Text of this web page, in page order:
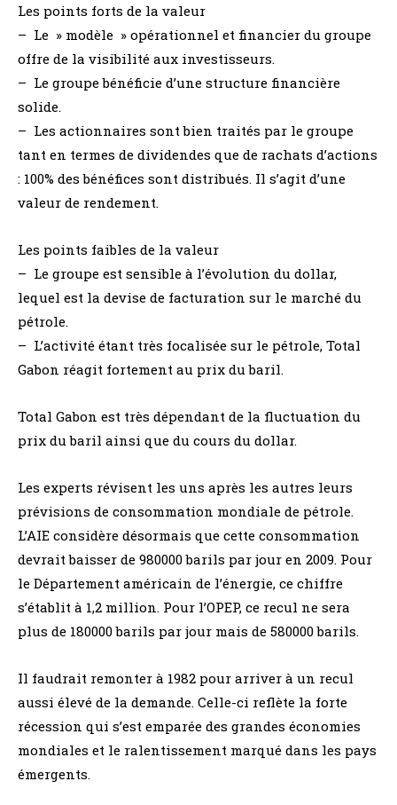
Les points forts de la valeur
– Le » modèle » opérationnel et financier du groupe
offre de la visibilité aux investisseurs.
– Le groupe bénéficie d’une structure financière
solide.
– Les actionnaires sont bien traités par le groupe
tant en termes de dividendes que de rachats d’actions
: 100% des bénéfices sont distribués. Il s’agit d’une
valeur de rendement.
Les points faibles de la valeur
– Le groupe est sensible à l’évolution du dollar,
lequel est la devise de facturation sur le marché du
pétrole.
– L’activité étant très focalisée sur le pétrole, Total
Gabon réagit fortement au prix du baril.
Total Gabon est très dépendant de la fluctuation du
prix du baril ainsi que du cours du dollar.
Les experts révisent les uns après les autres leurs
prévisions de consommation mondiale de pétrole.
L’AIE considère désormais que cette consommation
devrait baisser de 980000 barils par jour en 2009. Pour
le Département américain de l’énergie, ce chiffre
s’établit à 1,2 million. Pour l’OPEP, ce recul ne sera
plus de 180000 barils par jour mais de 580000 barils.
Il faudrait remonter à 1982 pour arriver à un recul
aussi élevé de la demande. Celle-ci reflète la forte
récession qui s’est emparée des grandes économies
mondiales et le ralentissement marqué dans les pays
émergents.